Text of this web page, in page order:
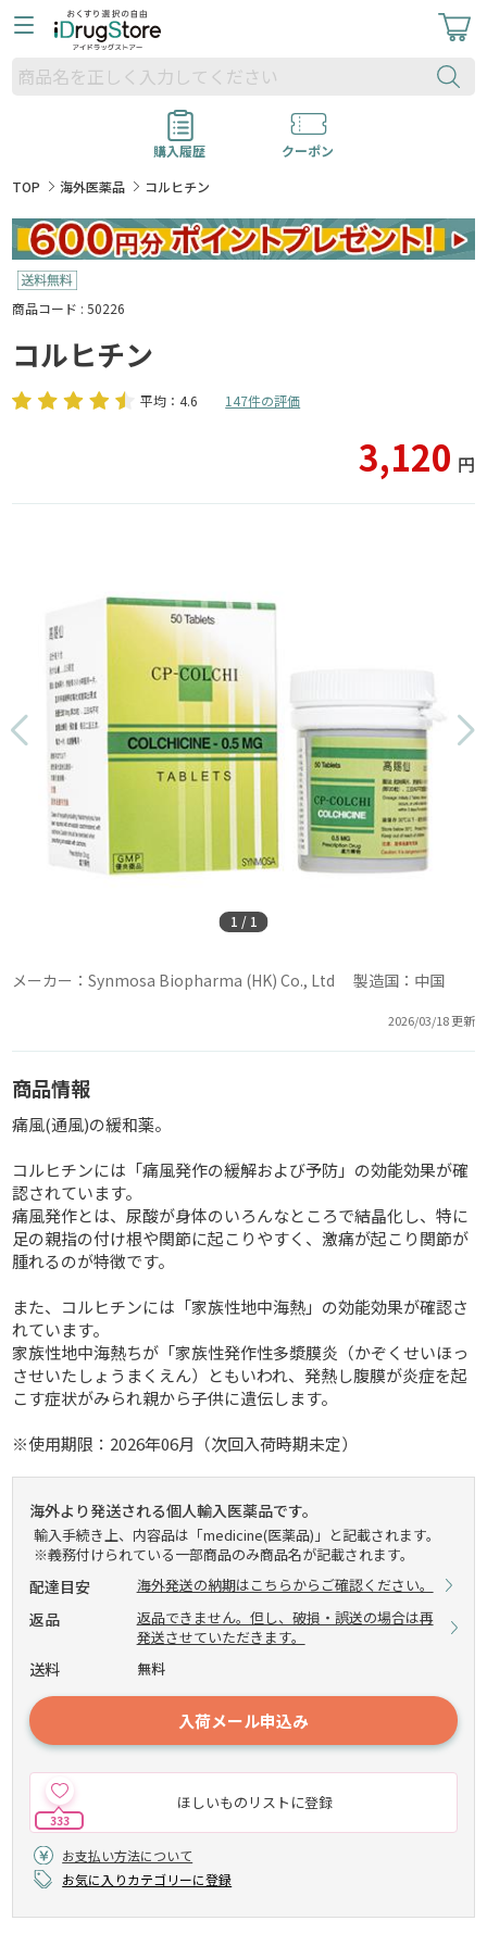
購入履歴
クーポン
TOP
海外医薬品 コルヒチン
商品コード : 50226
コルヒチン
平均：4.6 147件の評価
3,120 円
1 / 1
メーカー：Synmosa Biopharma (HK) Co., Ltd 製造国：中国
2026/03/18 更新
商品情報
痛風(通風)の緩和薬。
コルヒチンには「痛風発作の緩解および予防」の効能効果が確
認されています。
痛風発作とは、尿酸が身体のいろんなところで結晶化し、特に
足の親指の付け根や関節に起こりやすく、激痛が起こり関節が
腫れるのが特徴です。
また、コルヒチンには「家族性地中海熱」の効能効果が確認さ
れています。
家族性地中海熱ちが「家族性発作性多漿膜炎（かぞくせいほっ
させいたしょうまくえん）ともいわれ、発熱し腹膜が炎症を起
こす症状がみられ親から子供に遺伝します。
※使用期限：2026年06月（次回入荷時期未定）
海外より発送される個人輸入医薬品です。
輸入手続き上、内容品は「medicine(医薬品)」と記載されます。
※義務付けられている一部商品のみ商品名が記載されます。
配達目安 海外発送の納期はこちらからご確認ください。
返品
返品できません。但し、破損・誤送の場合は再
発送させていただきます。
送料 無料
入荷メール申込み
ほしいものリストに登録
333
お支払い方法について
お気に入りカテゴリーに登録